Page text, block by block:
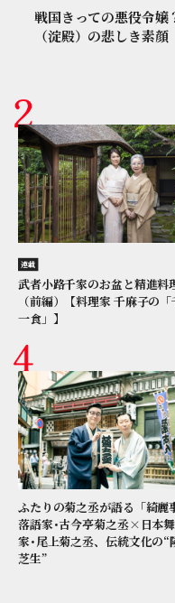
戦国きっての悪役令嬢
（淀殿）の悲しき素顔
連載
武者小路千家のお盆と精進料
（前編）【料理家 千麻子の
一食」】
ふたりの菊之丞が語る「綺麗
落語家･古今亭菊之丞×日本
家･尾上菊之丞、伝統文化の“
芝生”